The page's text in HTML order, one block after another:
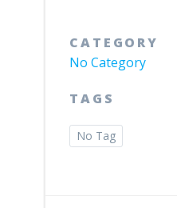
CATEGORY
No Category
TAGS
No Tag